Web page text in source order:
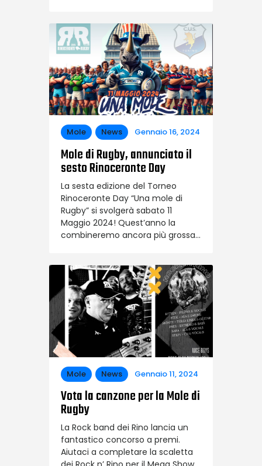
Mole News Gennaio 16, 2024
Mole di Rugby, annunciato il
sesto Rinoceronte Day
La sesta edizione del Torneo
Rinoceronte Day “Una mole di
Rugby” si svolgerà sabato 11
Maggio 2024! Quest’anno la
combineremo ancora più grossa…
Mole News Gennaio 11, 2024
Vota la canzone per la Mole di
Rugby
La Rock band dei Rino lancia un
fantastico concorso a premi.
Aiutaci a completare la scaletta